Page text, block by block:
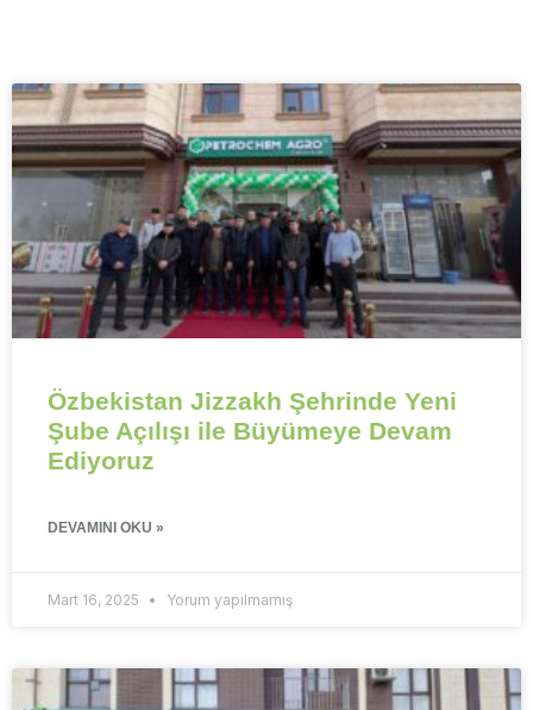
Özbekistan Jizzakh Şehrinde Yeni
Şube Açılışı ile Büyümeye Devam
Ediyoruz
DEVAMINI OKU »
Mart 16, 2025 Yorum yapılmamış